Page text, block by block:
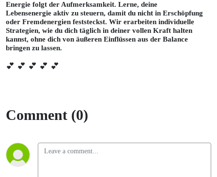
Energie folgt der Aufmerksamkeit. Lerne, deine
Lebensenergie aktiv zu steuern, damit du nicht in Erschöpfung
oder Fremdenergien feststeckst. Wir erarbeiten individuelle
Strategien, wie du dich täglich in deiner vollen Kraft halten
kannst, ohne dich von äußeren Einflüssen aus der Balance
bringen zu lassen.
💕 💕 💕 💕 💕
Comment (0)